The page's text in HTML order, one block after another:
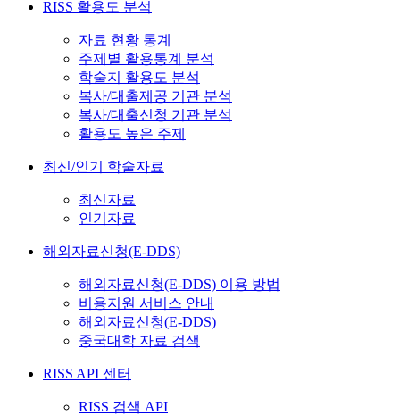
RISS 활용도 분석
자료 현황 통계
주제별 활용통계 분석
학술지 활용도 분석
복사/대출제공 기관 분석
복사/대출신청 기관 분석
활용도 높은 주제
최신/인기 학술자료
최신자료
인기자료
해외자료신청(E-DDS)
해외자료신청(E-DDS) 이용 방법
비용지원 서비스 안내
해외자료신청(E-DDS)
중국대학 자료 검색
RISS API 센터
RISS 검색 API